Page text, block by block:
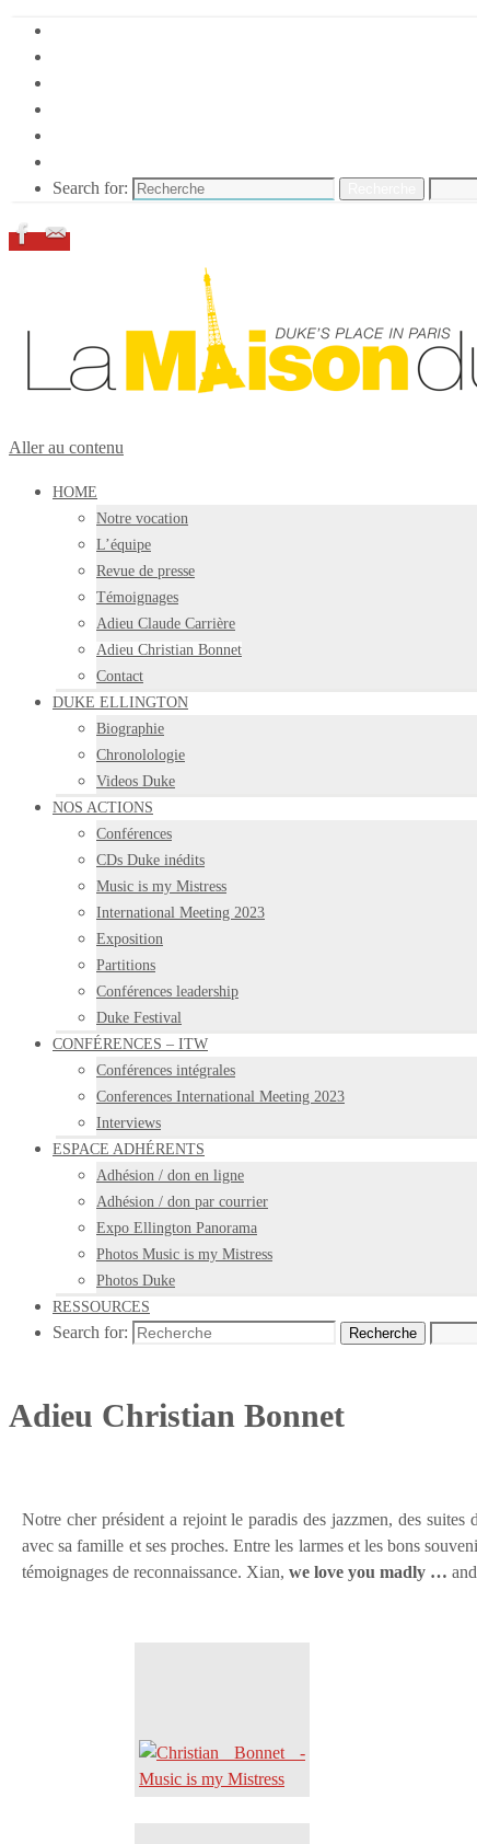
Search for:
Aller au contenu
HOME
Notre vocation
L’équipe
Revue de presse
Témoignages
Adieu Claude Carrière
Adieu Christian Bonnet
Contact
DUKE ELLINGTON
Biographie
Chronolologie
Videos Duke
NOS ACTIONS
Conférences
CDs Duke inédits
Music is my Mistress
International Meeting 2023
Exposition
Partitions
Conférences leadership
Duke Festival
CONFÉRENCES – ITW
Conférences intégrales
Conferences International Meeting 2023
Interviews
ESPACE ADHÉRENTS
Adhésion / don en ligne
Adhésion / don par courrier
Expo Ellington Panorama
Photos Music is my Mistress
Photos Duke
RESSOURCES
Search for: Recherche
Adieu Christian Bonnet
Notre cher président a rejoint le paradis des jazzmen, des
avec sa famille et ses proches. Entre les larmes et les bons
témoignages de reconnaissance. Xian, we love you madly …